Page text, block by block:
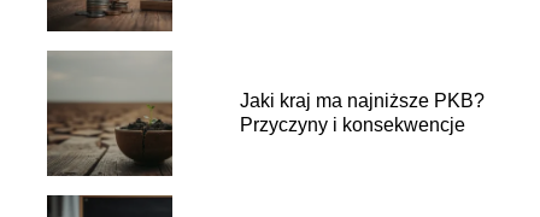
Jaki kraj ma najniższe PKB?
Przyczyny i konsekwencje